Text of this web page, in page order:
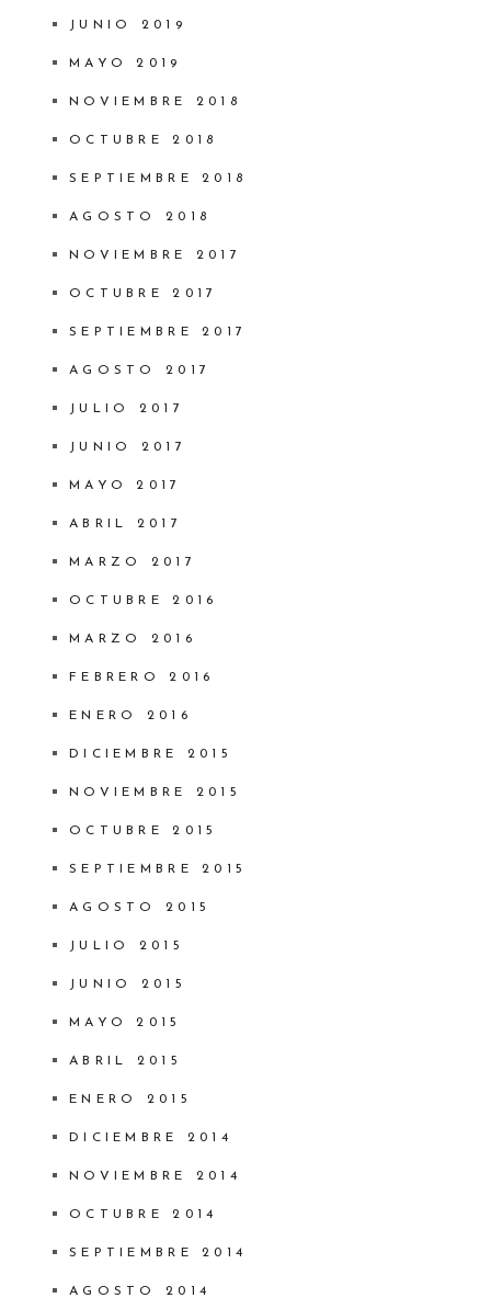
JUNIO 2019
MAYO 2019
NOVIEMBRE 2018
OCTUBRE 2018
SEPTIEMBRE 2018
AGOSTO 2018
NOVIEMBRE 2017
OCTUBRE 2017
SEPTIEMBRE 2017
AGOSTO 2017
JULIO 2017
JUNIO 2017
MAYO 2017
ABRIL 2017
MARZO 2017
OCTUBRE 2016
MARZO 2016
FEBRERO 2016
ENERO 2016
DICIEMBRE 2015
NOVIEMBRE 2015
OCTUBRE 2015
SEPTIEMBRE 2015
AGOSTO 2015
JULIO 2015
JUNIO 2015
MAYO 2015
ABRIL 2015
ENERO 2015
DICIEMBRE 2014
NOVIEMBRE 2014
OCTUBRE 2014
SEPTIEMBRE 2014
AGOSTO 2014